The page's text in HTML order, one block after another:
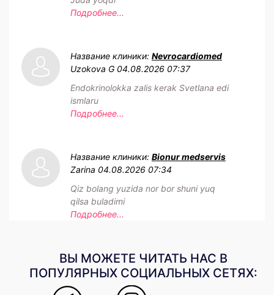
Подробнее...
Название клиники: Nevrocardiomed
Uzokova G 04.08.2026 07:37
Endokrinolokka zalis kerak Svetlana edi
ismlaru
Подробнее...
Название клиники: Bionur medservis
Zarina 04.08.2026 07:34
Qiz bolang yuzida nor bor shuni yuq
qilsa buladimi
Подробнее...
ВЫ МОЖЕТЕ ЧИТАТЬ НАС В
ПОПУЛЯРНЫХ СОЦИАЛЬНЫХ СЕТЯХ: